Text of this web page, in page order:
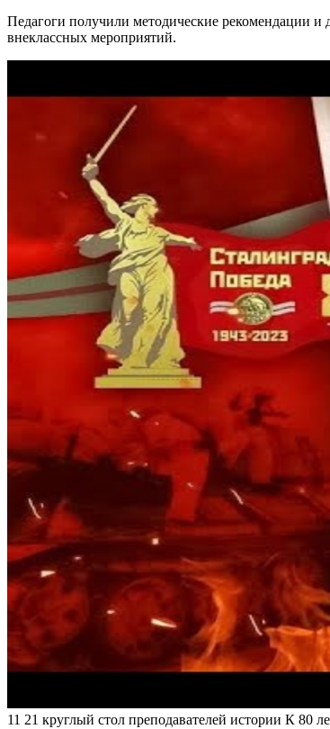
Педагоги получили методические рекомендации
внеклассных мероприятий.
11 21 круглый стол преподавателей истории К 80